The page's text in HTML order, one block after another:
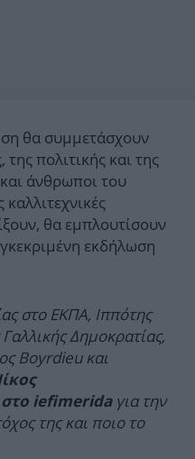
θα συμμετάσχουν
πολιτικής και της
άνθρωποι του
θα εμπλουτίσουν
εκδήλωση
στο ΕΚΠΑ, Ιππότης
Δημοκρατίας,
Boyrdieu και
iefimeridaγια την
της και ποιο το